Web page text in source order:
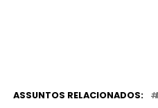
ASSUNTOS RELACIONADOS: